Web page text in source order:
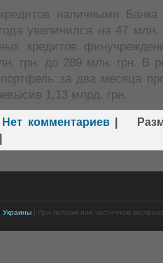
наличными
увеличился на 47
кредитов
грн. до 289 млн. грн. В
за два месяца
1,13 млрд. грн.
Нет комментариев
Украины| При полном или частичном